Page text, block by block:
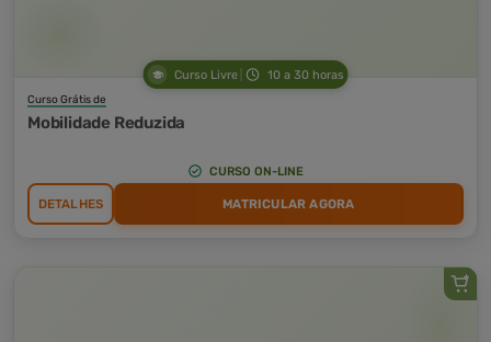
Curso Livre 10 a 30 horas
Curso Grátis de
Mobilidade Reduzida
CURSO ON-LINE
DETALHES MATRICULAR AGORA